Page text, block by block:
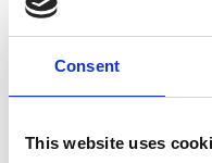
Consent
This website uses
C'est là que
nécessaire pour
Machine Learning
se
historiques, prédira